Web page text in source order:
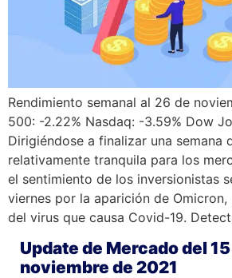
Rendimiento semanal al 26 de
500: -2.22% Nasdaq: -3.59% Dow
Dirigiéndose a finalizar una semana
relativamente tranquila para los
el sentimiento de los inversionistas
viernes por la aparición de Omicron,
del virus que causa Covid-19.
Update de Mercado del 15
noviembre de 2021